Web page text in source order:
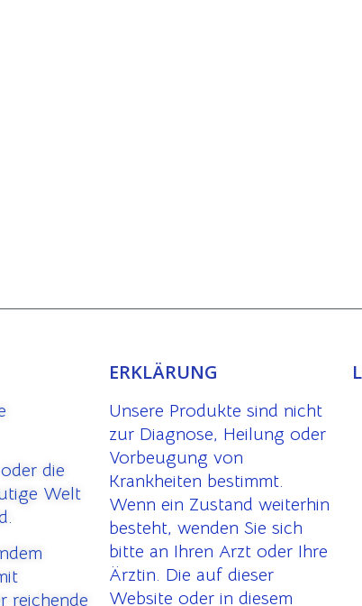
die
Welt
reichende
ERKLÄRUNG
Unsere Produkte sind nicht
zur Diagnose, Heilung oder
Vorbeugung von
Krankheiten bestimmt.
Wenn ein Zustand weiterhin
besteht, wenden Sie sich
bitte an Ihren Arzt oder Ihre
Ärztin. Die auf dieser
Website oder in diesem